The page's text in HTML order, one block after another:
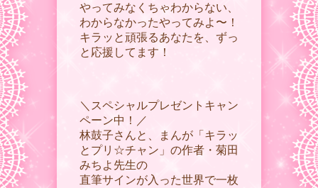
やってみなくちゃわからない、
わからなかったやってみよ〜！
キラッと頑張るあなたを、ずっ
と応援してます！
＼スペシャルプレゼントキャン
ペーン中！／
林鼓子さんと、まんが「キラッ
とプリ☆チャン」の作者・菊田
みちよ先生の
直筆サインが入った世界で一枚